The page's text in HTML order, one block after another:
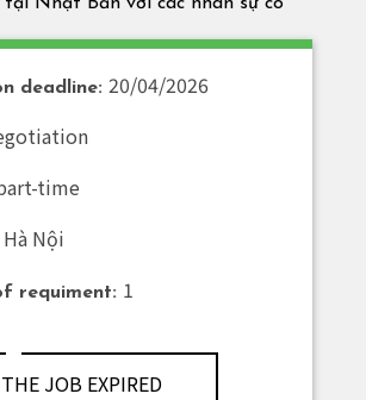
deadline: 20/04/2026
time
Hà Nội
requiment: 1
THE JOB EXPIRED